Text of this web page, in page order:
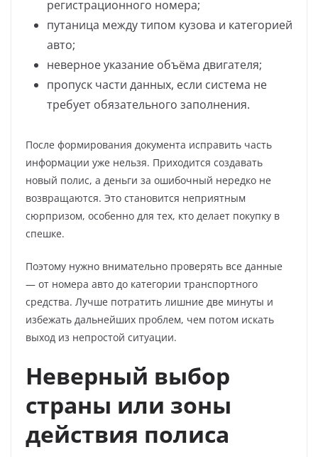
регистрационного номера;
путаница между типом кузова и категорией
авто;
неверное указание объёма двигателя;
пропуск части данных, если система не
требует обязательного заполнения.
После формирования документа исправить часть
информации уже нельзя. Приходится создавать
новый полис, а деньги за ошибочный нередко не
возвращаются. Это становится неприятным
сюрпризом, особенно для тех, кто делает покупку в
спешке.
Поэтому нужно внимательно проверять все данные
— от номера авто до категории транспортного
средства. Лучше потратить лишние две минуты и
избежать дальнейших проблем, чем потом искать
выход из непростой ситуации.
Неверный выбор
страны или зоны
действия полиса